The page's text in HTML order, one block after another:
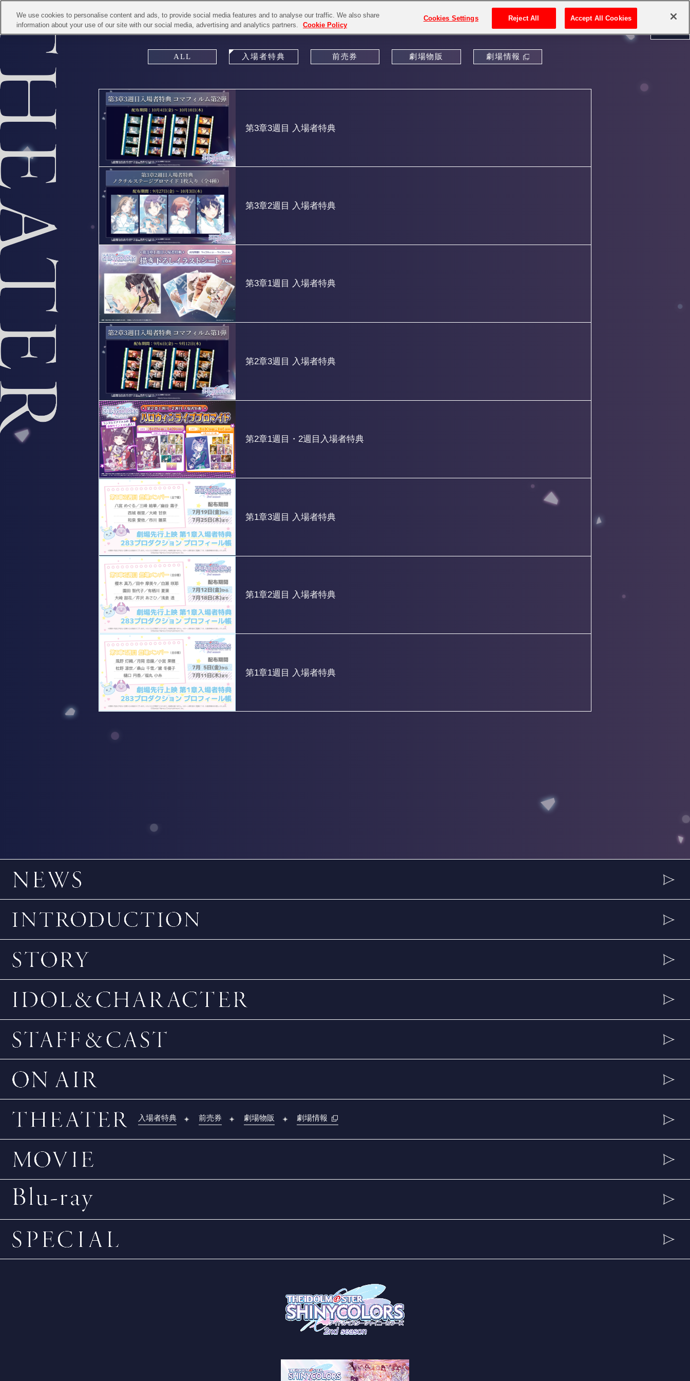
ALL 入場者特典 前売券 劇場物販 劇場情報
第3章3週目 入場者特典
第3章2週目 入場者特典
第3章1週目 入場者特典
第2章3週目 入場者特典
第2章1週目・2週目入場者特典
第1章3週目 入場者特典
第1章2週目 入場者特典
第1章1週目 入場者特典
入場者特典 前売券 劇場物販 劇場情報
We use cookies to personalise content and ads, to provide social media features and to analyse our traffic. We also share
information about your use of our site with our social media, advertising and analytics partners.
Cookie Policy
Cookies Settings Reject All Accept All Cookies